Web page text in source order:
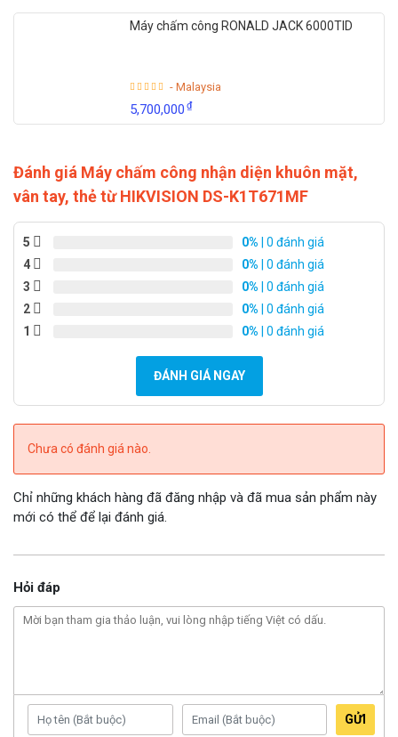
Máy chấm công RONALD JACK 6000TID
- Malaysia
5,700,000₫
Đánh giá Máy chấm công nhận diện khuôn mặt,
vân tay, thẻ từ HIKVISION DS-K1T671MF
5 0% | 0 đánh giá
4
0% | 0 đánh giá
3
0% | 0 đánh giá
2
0% | 0 đánh giá
1
0% | 0 đánh giá
ĐÁNH GIÁ NGAY
Chưa có đánh giá nào.
Chỉ những khách hàng đã đăng nhập và đã mua sản phẩm này
mới có thể để lại đánh giá.
Hỏi đáp
GỬI